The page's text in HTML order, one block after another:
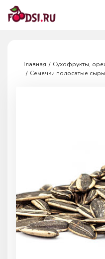
Главная
Сухофрукты,
Семечки полосатые